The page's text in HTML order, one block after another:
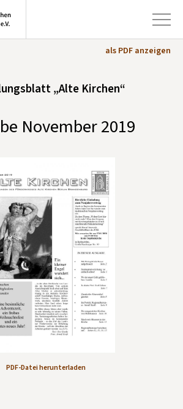
als PDF anzeigen
„Alte Kirchen“
November 2019
PDF-Datei herunterladen